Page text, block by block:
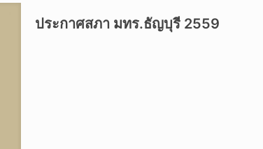
ประกาศสภา มทร.ธัญบุรี 2559